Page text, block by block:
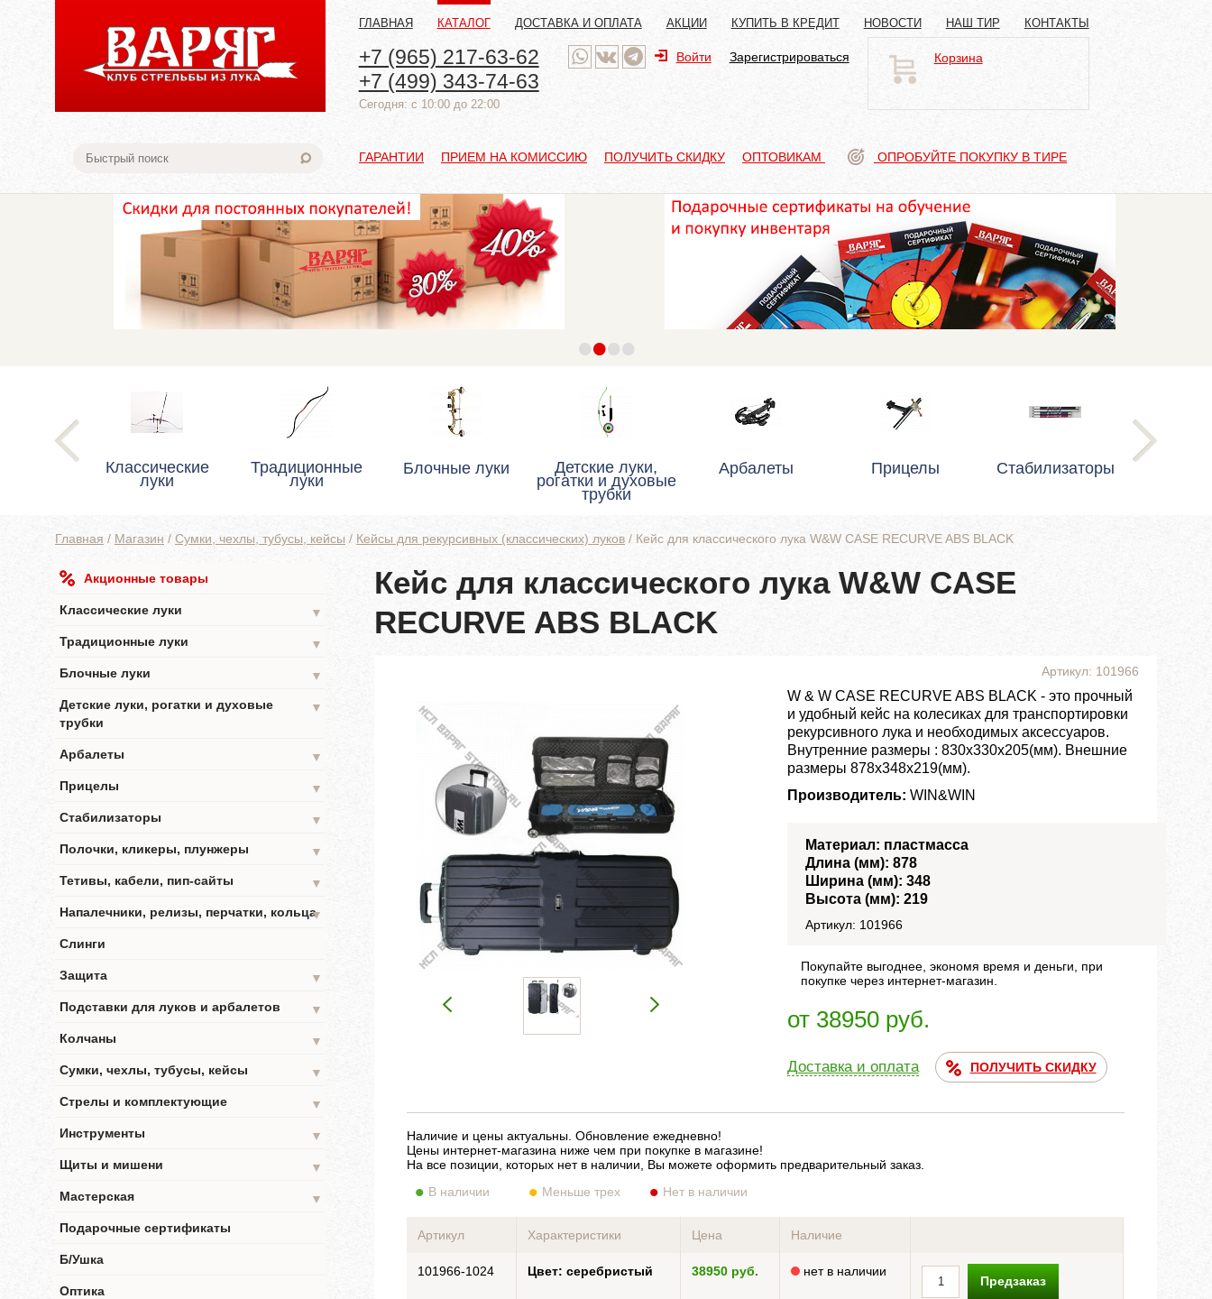
ГЛАВНАЯ КАТАЛОГ ДОСТАВКА И ОПЛАТА АКЦИИ КУПИТЬ В КРЕДИТ НОВОСТИ НАШ ТИР КОНТАКТЫ
+7 (965) 217-63-62
+7 (499) 343-74-63
Cегодня: с 10:00 до 22:00
Войти Зарегистрироваться Корзина
ГАРАНТИИ ПРИЕМ НА КОМИССИЮ ПОЛУЧИТЬ СКИДКУ ОПТОВИКАМ ОПРОБУЙТЕ ПОКУПКУ В ТИРЕ
••••
Классические
луки
Традиционные
луки
Блочные луки Детские луки,
рогатки и духовые
трубки
Арбалеты Прицелы Стабилизаторы
Главная / Магазин / Сумки, чехлы, тубусы, кейсы / Кейсы для рекурсивных (классических) луков / Кейс для классического лука W&W CASE RECURVE ABS BLACK
Акционные товары
Классические луки
▼
Традиционные луки
▼
Блочные луки
▼
Детские луки, рогатки и духовые
трубки
▼
Арбалеты
▼
Прицелы
▼
Стабилизаторы
▼
Полочки, кликеры, плунжеры
▼
Тетивы, кабели, пип-сайты
▼
Напалечники, релизы, перчатки, кольца▼
Слинги
Защита
▼
Подставки для луков и арбалетов
▼
Колчаны
▼
Сумки, чехлы, тубусы, кейсы
▼
Стрелы и комплектующие
▼
Инструменты
▼
Щиты и мишени
▼
Мастерская
▼
Подарочные сертификаты
Б/Ушка
Оптика
Кейс для классического лука W&W CASE
RECURVE ABS BLACK
Артикул: 101966
W & W CASE RECURVE ABS BLACK - это прочный
и удобный кейс на колесиках для транспортировки
рекурсивного лука и необходимых аксессуаров.
Внутренние размеры : 830x330x205(мм). Внешние
размеры 878x348x219(мм).
Производитель: WIN&WIN
Материал: пластмасса
Длина (мм): 878
Ширина (мм): 348
Высота (мм): 219
Артикул: 101966
Покупайте выгоднее, экономя время и деньги, при
покупке через интернет-магазин.
от 38950 руб.
Доставка и оплата ПОЛУЧИТЬ СКИДКУ
Наличие и цены актуальны. Обновление ежедневно!
Цены интернет-магазина ниже чем при покупке в магазине!
На все позиции, которых нет в наличии, Вы можете оформить предварительный заказ.
В наличии
Меньше трех Нет в наличии
Артикул Характеристики Цена Наличие
101966-1024 Цвет: серебристый 38950 руб. нет в наличии
Предзаказ